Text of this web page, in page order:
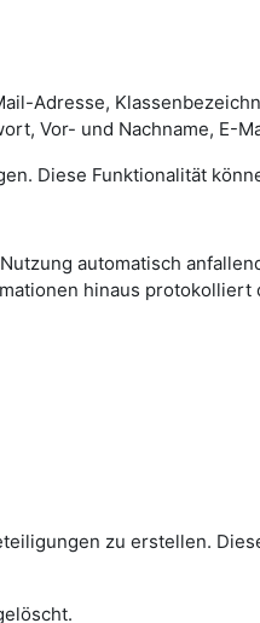
Adresse,
Vor- und Nachname, E-
Diese Funktionalität
automatisch
hinaus protokolliert
zu erstellen.